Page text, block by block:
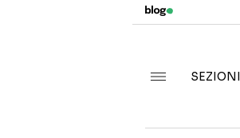
SEZIONI